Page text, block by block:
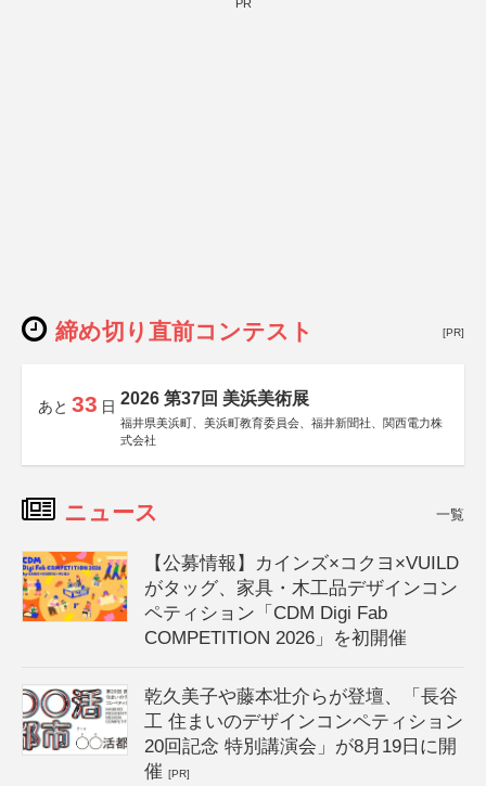
PR
締め切り直前コンテスト [PR]
あと 33 日 2026 第37回 美浜美術展
福井県美浜町、美浜町教育委員会、福井新聞社、関西電力株
式会社
ニュース 一覧
【公募情報】カインズ×コクヨ×VUILD
がタッグ、家具・木工品デザインコン
ペティション「CDM Digi Fab
COMPETITION 2026」を初開催
乾久美子や藤本壮介らが登壇、「長谷
工 住まいのデザインコンペティション
20回記念 特別講演会」が8月19日に開
催[PR]